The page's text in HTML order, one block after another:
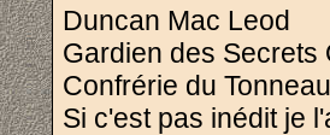
Duncan Mac Leod
Gardien des Secrets
Confrérie du Tonneau
Si c'est pas inédit je